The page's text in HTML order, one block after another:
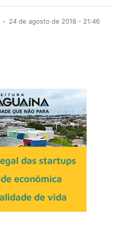
24 de agosto de 2018 - 21:46